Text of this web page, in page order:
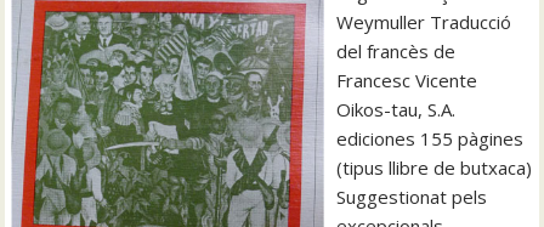
Weymuller Traducció
del francès de
Francesc Vicente
Oikos-tau, S.A.
ediciones 155 pàgines
(tipus llibre de butxaca)
Suggestionat pels